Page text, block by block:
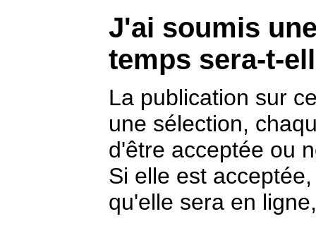
J'ai soumis
temps sera-t-
La publication sur
une sélection,
d'être acceptée ou
Si elle est
qu'elle sera en